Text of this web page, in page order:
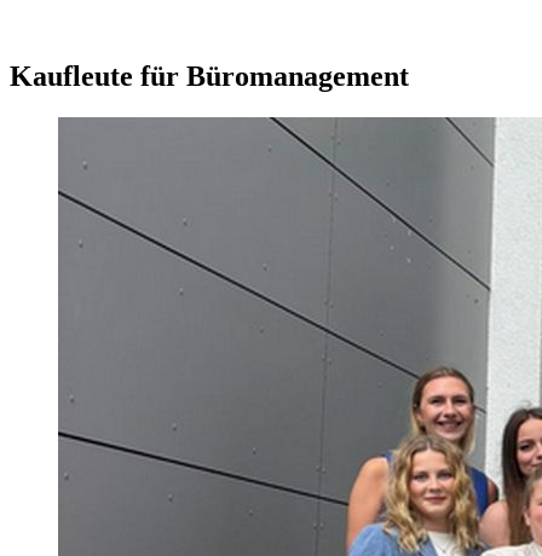
Kaufleute für Büromanagement